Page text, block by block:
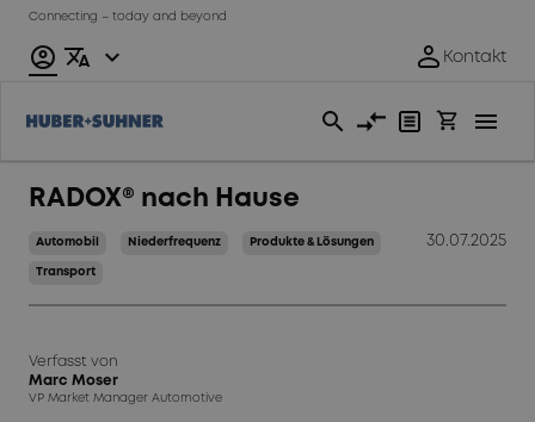
Connecting – today and beyond
RADOX® nach Hause
Automobil Niederfrequenz Produkte & Lösungen
Transport
30.07.2025
Verfasst von
Marc Moser
VP Market Manager Automotive